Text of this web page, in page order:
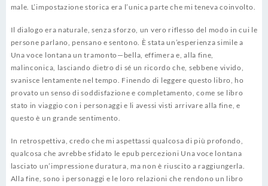
male. L’impostazione storica era l’unica parte che mi teneva coinvolto.
Il dialogo era naturale, senza sforzo, un vero riflesso del modo in cui le
persone parlano, pensano e sentono. È stata un’esperienza simile a
Una voce lontana un tramonto—bella, effimera e, alla fine,
malinconica, lasciando dietro di sé un ricordo che, sebbene vivido,
svanisce lentamente nel tempo. Finendo di leggere questo libro, ho
provato un senso di soddisfazione e completamento, come se libro
stato in viaggio con i personaggi e li avessi visti arrivare alla fine, e
questo è un grande sentimento.
In retrospettiva, credo che mi aspettassi qualcosa di più profondo,
qualcosa che avrebbe sfidato le epub percezioni Una voce lontana
lasciato un’impressione duratura, ma non è riuscito a raggiungerla.
Alla fine, sono i personaggi e le loro relazioni che rendono un libro